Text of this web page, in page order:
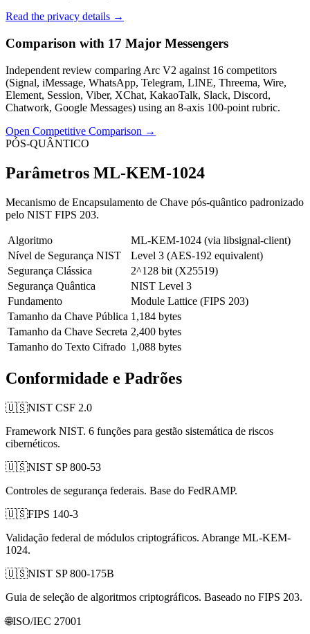
Read the privacy details →
Comparison with 17 Major Messengers
Independent review comparing Arc V2 against 16 competitors
(Signal, iMessage, WhatsApp, Telegram, LINE, Threema, Wire,
Element, Session, Viber, XChat, KakaoTalk, Slack, Discord,
Chatwork, Google Messages) using an 8-axis 100-point rubric.
Open Competitive Comparison →
PÓS-QUÂNTICO
Parâmetros ML-KEM-1024
Mecanismo de Encapsulamento de Chave pós-quântico padronizado
pelo NIST FIPS 203.
Algoritmo
ML-KEM-1024 (via libsignal-client)
Nível de Segurança NIST
Level 3 (AES-192 equivalent)
Segurança Clássica
2^128 bit (X25519)
Segurança Quântica
NIST Level 3
Fundamento
Module Lattice (FIPS 203)
Tamanho da Chave Pública 1,184 bytes
Tamanho da Chave Secreta 2,400 bytes
Tamanho do Texto Cifrado 1,088 bytes
Conformidade e Padrões
🇺🇸NIST CSF 2.0
Framework NIST. 6 funções para gestão sistemática de riscos
cibernéticos.
🇺🇸NIST SP 800-53
Controles de segurança federais. Base do FedRAMP.
🇺🇸FIPS 140-3
Validação federal de módulos criptográficos. Abrange ML-KEM-
1024.
🇺🇸NIST SP 800-175B
Guia de seleção de algoritmos criptográficos. Baseado no FIPS 203.
🌐ISO/IEC 27001